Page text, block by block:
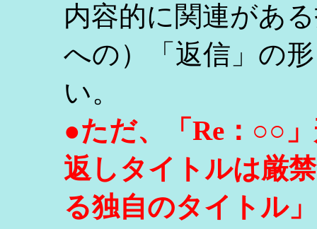
内容的に関連があ
への）「返信」の
い。
●ただ、「Re：○○
返しタイトルは厳
る独自のタイトル